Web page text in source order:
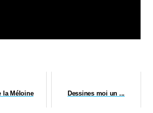
la Méloine Dessines moi un ...